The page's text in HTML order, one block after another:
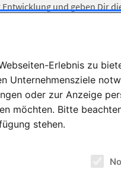
und geben Dir
Ausbildung in einem
und feste Ansprechpartner
vielseitige
Arbeit und Präzision
Erlebnis zu
Unternehmensziele
oder zur Anzeige
möchten. Bitte
stehen.